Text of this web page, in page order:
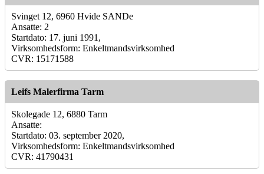
Svinget 12, 6960 Hvide SANDe
Ansatte: 2
Startdato: 17. juni 1991,
Virksomhedsform: Enkeltmandsvirksomhed
CVR: 15171588
Leifs Malerfirma Tarm
Skolegade 12, 6880 Tarm
Ansatte:
Startdato: 03. september 2020,
Virksomhedsform: Enkeltmandsvirksomhed
CVR: 41790431